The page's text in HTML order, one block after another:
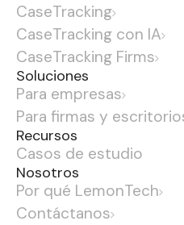
CaseTracking
CaseTracking con IA
CaseTracking Firms
Soluciones
Para empresas
Para firmas y
Recursos
Casos de estudio
Nosotros
Por qué LemonTech
Contáctanos